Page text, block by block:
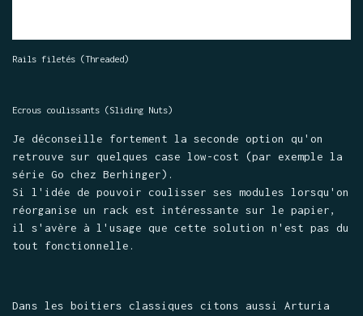
Rails filetés (Threaded)
Ecrous coulissants (Sliding Nuts)
Je déconseille fortement la seconde option qu'on
retrouve sur quelques case low-cost (par exemple la
série Go chez Berhinger).
Si l'idée de pouvoir coulisser ses modules lorsqu'on
réorganise un rack est intéressante sur le papier,
il s'avère à l'usage que cette solution n'est pas du
tout fonctionnelle.
Dans les boitiers classiques citons aussi Arturia